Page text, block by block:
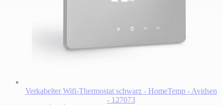
Verkabelter Wifi-Thermostat schwarz - HomeTemp - Avidsen
- 127073